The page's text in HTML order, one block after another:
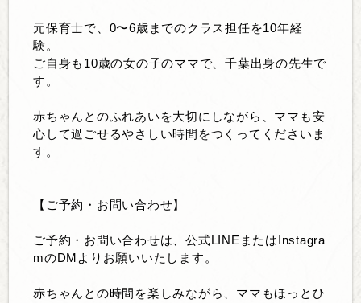
元保育士で、0〜6歳までのクラス担任を10年経
験。
ご自身も10歳の女の子のママで、千葉出身の先生で
す。
赤ちゃんとのふれあいを大切にしながら、ママも安
心して過ごせるやさしい時間をつくってくださいま
す。
【ご予約・お問い合わせ】
ご予約・お問い合わせは、公式LINEまたはInstagra
mのDMよりお願いいたします。
赤ちゃんとの時間を楽しみながら、ママもほっとひ